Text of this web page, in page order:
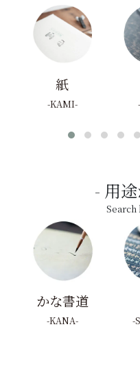
紙
KAMI
用
かな書道
KANA